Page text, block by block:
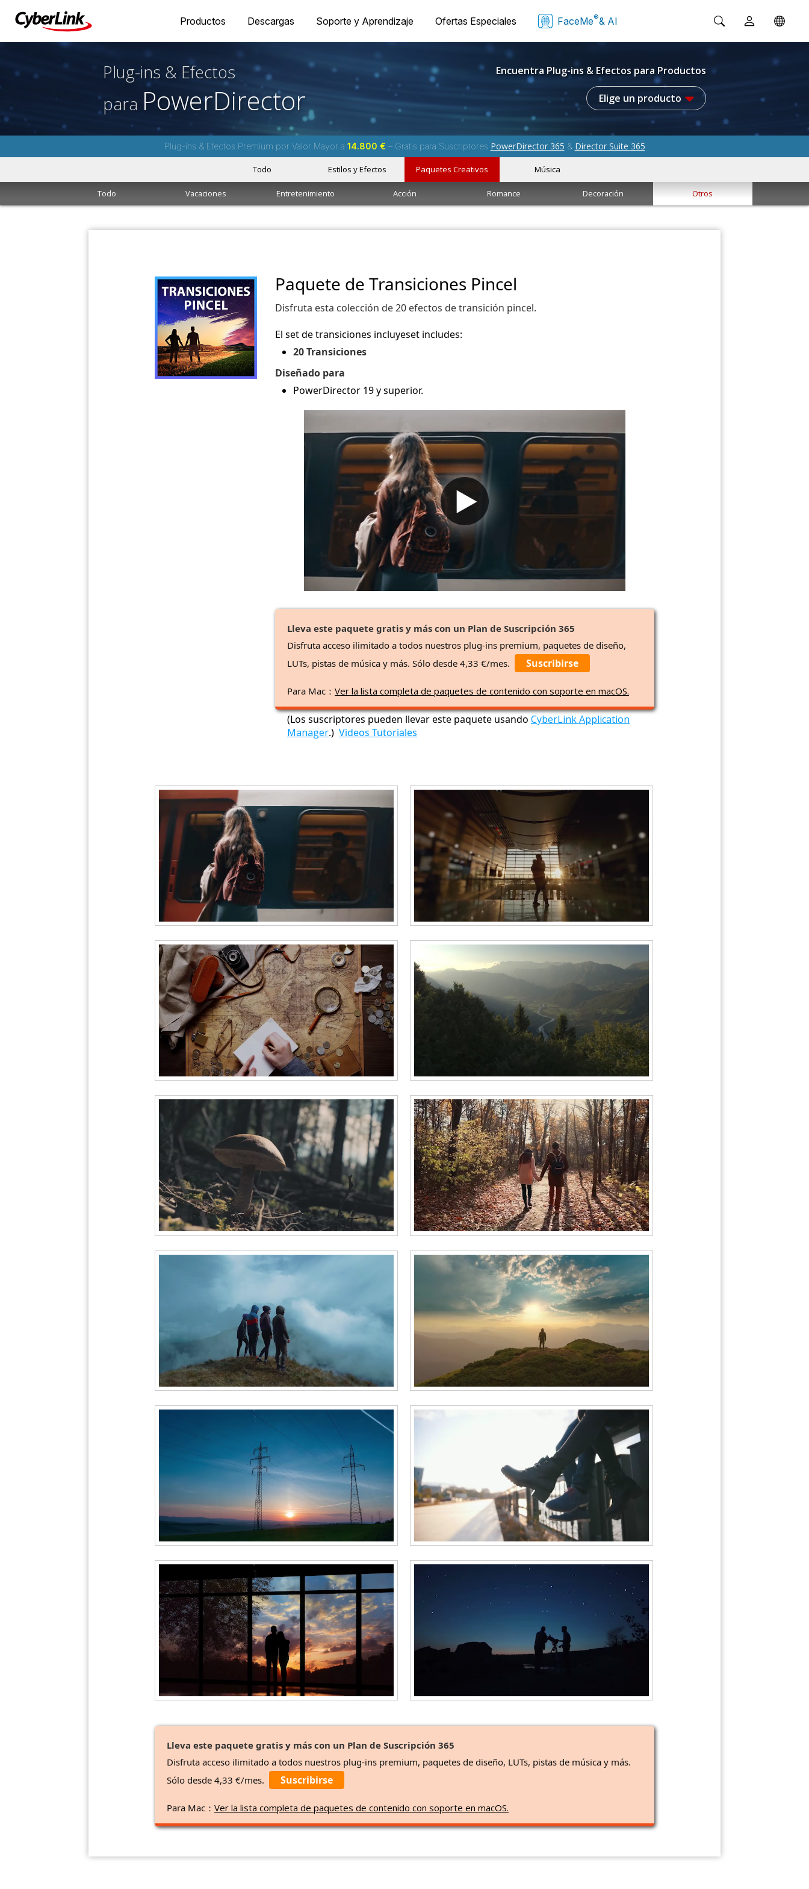
Productos Descargas Soporte y Aprendizaje Ofertas Especiales FaceMe®& AI
Plug-ins & Efectos
para PowerDirector
Encuentra Plug-ins & Efectos para Productos
Elige un producto
Plug-ins & Efectos Premium por Valor Mayor a 14.800 € – Gratis para Suscriptores PowerDirector 365 & Director Suite 365
Todo Estilos y Efectos Paquetes Creativos Música
Todo Vacaciones Entretenimiento Acción Romance Decoración Otros
Paquete de Transiciones Pincel
Disfruta esta colección de 20 efectos de transición pincel.
El set de transiciones incluyeset includes:
20 Transiciones
Diseñado para
PowerDirector 19 y superior.
Lleva este paquete gratis y más con un Plan de Suscripción 365
Disfruta acceso ilimitado a todos nuestros plug-ins premium, paquetes de diseño,
LUTs, pistas de música y más. Sólo desde 4,33 €/mes.
Suscribirse
Para Mac： Ver la lista completa de paquetes de contenido con soporte en macOS.
(Los suscriptores pueden llevar este paquete usando CyberLink Application
Manager.) Videos Tutoriales
Lleva este paquete gratis y más con un Plan de Suscripción 365
Disfruta acceso ilimitado a todos nuestros plug-ins premium, paquetes de diseño, LUTs, pistas de música y más.
Sólo desde 4,33 €/mes.
Suscribirse
Para Mac： Ver la lista completa de paquetes de contenido con soporte en macOS.